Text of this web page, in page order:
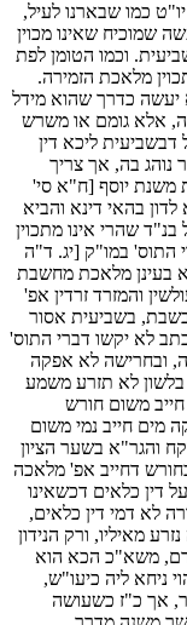
כמו שבארנו לעיל,
שמוכיח שאינו מכוין
וכמו הטומן לפת
מלאכת הזמירה.
יעשה כדרך שהוא מידל
אלא גומם או משרש
דבשביעית ליכא דין
נוהג בה, אך צריך
משנת יוסף [ח"א סי'
בהאי דינא והביא
שהרי אינו מתכוין
התוס' במו"ק [יג. ד"ה
בעינן מלאכת מחשבת
והמזרד זרדין אפ'
בשביעית אסור
לא יקשו דברי התוס'
ובחרישה לא אפקה
לא תזרע משמע
משום חורש
מים חייב נמי משום
והגר"א בשער הציון
דחייב אפ' מלאכה
דין כלאים דכשאינו
לא דמי דין כלאים,
מאיליו, ורק הנידון
משא"כ הכא הוא
ניחא ליה כיעו"ש,
אך כ"ז כשעושה